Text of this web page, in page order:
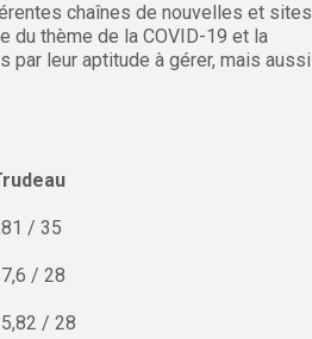
chaînes de nouvelles et sites
du thème de la COVID-19 et la
leur aptitude à gérer, mais aussi
35
28
28